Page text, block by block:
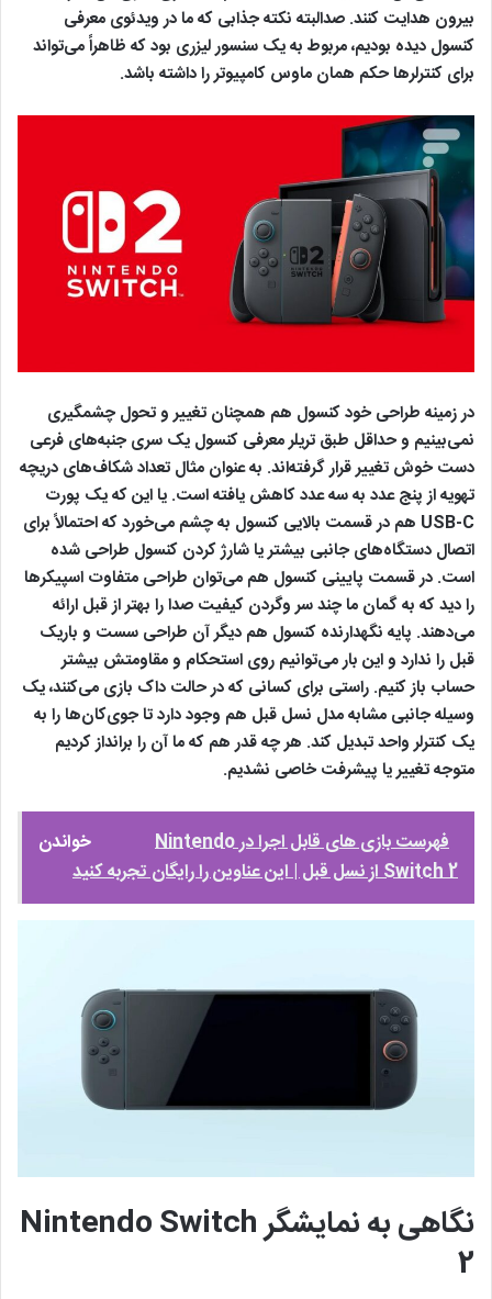
بیرون هدایت کنند. صدالبته نکته جذابی که ما در ویدئوی معرفی
کنسول دیده بودیم، مربوط به یک سنسور لیزری بود که ظاهراً می‌تواند
برای کنترلرها حکم همان ماوس کامپیوتر را داشته باشد.
در زمینه طراحی خود کنسول‌ هم همچنان تغییر و تحول چشمگیری
نمی‌بینیم و حداقل طبق تریلر معرفی کنسول یک سری جنبه‌های فرعی
دست خوش تغییر قرار گرفته‌اند. به عنوان مثال تعداد شکاف‌های دریچه
تهویه از پنج عدد به سه عدد کاهش یافته است. یا این که یک پورت
USB-C هم در قسمت بالایی کنسول به چشم می‌خورد که احتمالاً برای
اتصال دستگاه‌های جانبی بیشتر یا شارژ کردن کنسول طراحی شده‌
است. در قسمت پایینی کنسول هم می‌توان طراحی متفاوت اسپیکرها
را دید که به گمان ما چند سر وگردن کیفیت صدا را بهتر از قبل ارائه
می‌دهند. پایه نگهدارنده کنسول هم دیگر آن طراحی سست و باریک
قبل را ندارد و این بار می‌توانیم روی استحکام و مقاومتش بیشتر
حساب باز کنیم. راستی برای کسانی که در حالت داک بازی می‌کنند، یک
وسیله جانبی مشابه مدل نسل قبل هم وجود دارد تا جوی‌کان‌ها را به
یک کنترلر واحد تبدیل کند. هر چه قدر هم که ما آن را برانداز کردیم
متوجه تغییر یا پیشرفت خاصی نشدیم.
خواندن
فهرست بازی های قابل اجرا در Nintendo
Switch 2 از نسل قبل | این عناوین را رایگان تجربه کنید
نگاهی به نمایشگر Nintendo Switch
2